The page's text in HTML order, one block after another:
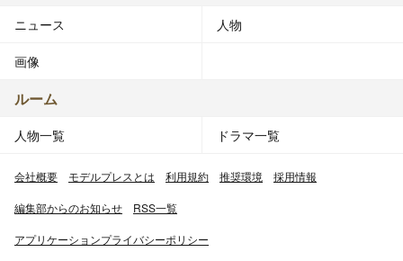
ニュース 人物
画像
ルーム
人物一覧 ドラマ一覧
会社概要 モデルプレスとは 利用規約 推奨環境 採用情報
編集部からのお知らせ RSS一覧
アプリケーションプライバシーポリシー